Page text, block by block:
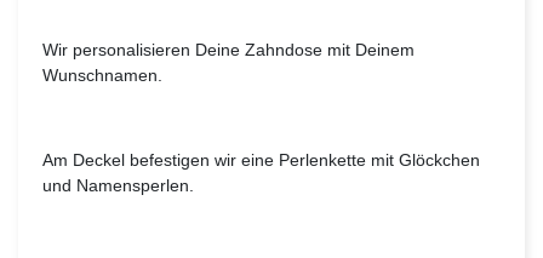
Wir personalisieren Deine Zahndose mit Deinem
Wunschnamen.
Am Deckel befestigen wir eine Perlenkette mit Glöckchen
und Namensperlen.